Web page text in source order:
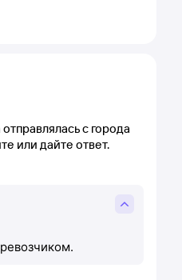
с города
или дайте ответ.